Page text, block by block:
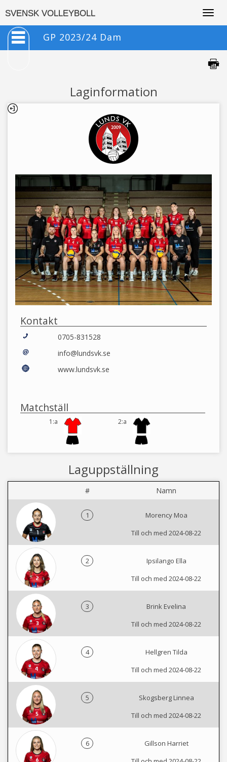
SVENSK VOLLEYBOLL
GP 2023/24 Dam
Laginformation
Kontakt
0705-831528
info@lundsvk.se
www.lundsvk.se
Matchställ
1:a 2:a
Laguppställning
# Namn
1
Morency Moa
Till och med 2024-08-22
2
Ipsilango Ella
Till och med 2024-08-22
3
Brink Evelina
Till och med 2024-08-22
4
Hellgren Tilda
Till och med 2024-08-22
5
Skogsberg Linnea
Till och med 2024-08-22
6
Gillson Harriet